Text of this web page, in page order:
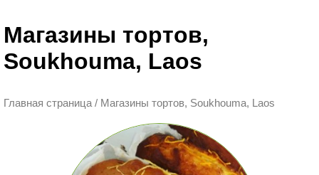
Магазины тортов,
Soukhouma, Laos
Главная страница / Магазины тортов, Soukhouma, Laos